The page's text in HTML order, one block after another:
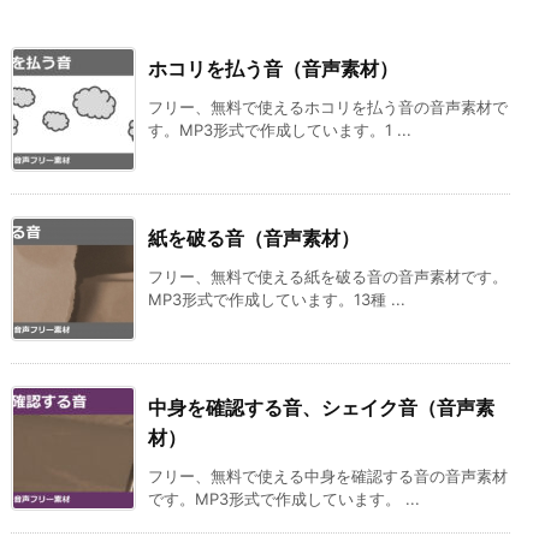
ホコリを払う音（音声素材）
フリー、無料で使えるホコリを払う音の音声素材で
す。MP3形式で作成しています。1 ...
紙を破る音（音声素材）
フリー、無料で使える紙を破る音の音声素材です。
MP3形式で作成しています。13種 ...
中身を確認する音、シェイク音（音声素
材）
フリー、無料で使える中身を確認する音の音声素材
です。MP3形式で作成しています。 ...